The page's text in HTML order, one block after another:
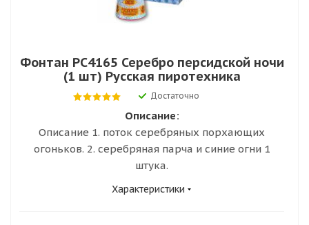
Фонтан РС4165 Серебро персидской ночи
(1 шт) Русская пиротехника
Достаточно
Описание:
Описание 1. поток серебряных порхающих
огоньков. 2. серебряная парча и синие огни 1
штука.
Характеристики